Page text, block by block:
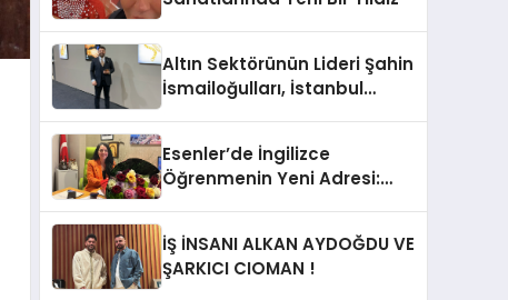
Altın Sektörünün Lideri Şahin
İsmailoğulları, İstanbul
Esenler’de İngilizce
Öğrenmenin Yeni Adresi:
İŞ İNSANI ALKAN AYDOĞDU VE
ŞARKICI CIOMAN !